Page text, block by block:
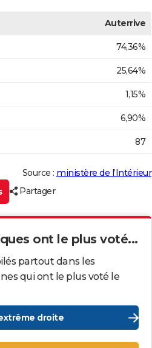
Auterrive
74,36%
25,64%
1,15%
6,90%
87
Source : ministère de l’Intérieur
Partager
ont le plus voté...
partout dans les
qui ont le plus voté le
droite